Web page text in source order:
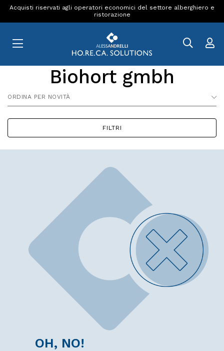
Acquisti riservati agli operatori economici del settore alberghiero e
ristorazione
Biohort gmbh
ORDINA PER NOVITÀ
FILTRI
OH, NO!